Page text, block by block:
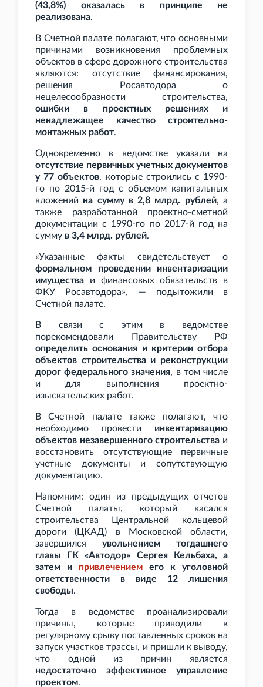
(43,8%) оказалась в принципе не
реализована.
В Счетной палате полагают, что основными
причинами возникновения проблемных
объектов в сфере дорожного строительства
являются: отсутствие финансирования,
решения Росавтодора о
нецелесообразности строительства,
ошибки в проектных решениях и
ненадлежащее качество строительно-
монтажных работ.
Одновременно в ведомстве указали на
отсутствие первичных учетных документов
у 77 объектов, которые строились с 1990-
го по 2015-й год с объемом капитальных
вложений на сумму в 2,8 млрд. рублей, а
также разработанной проектно-сметной
документации с 1990-го по 2017-й год на
сумму в 3,4 млрд. рублей.
«Указанные факты свидетельствует о
формальном проведении инвентаризации
имущества и финансовых обязательств в
ФКУ Росавтодора», — подытожили в
Счетной палате.
В связи с этим в ведомстве
порекомендовали Правительству РФ
определить основания и критерии отбора
объектов строительства и реконструкции
дорог федерального значения, в том числе
и для выполнения проектно-
изыскательских работ.
В Счетной палате также полагают, что
необходимо провести инвентаризацию
объектов незавершенного строительства и
восстановить отсутствующие первичные
учетные документы и сопутствующую
документацию.
Напомним: один из предыдущих отчетов
Счетной палаты, который касался
строительства Центральной кольцевой
дороги (ЦКАД) в Московской области,
завершился увольнением тогдашнего
главы ГК «Автодор» Сергея Кельбаха, а
затем и привлечением его к уголовной
ответственности в виде 12 лишения
свободы.
Тогда в ведомстве проанализировали
причины, которые приводили к
регулярному срыву поставленных сроков на
запуск участков трассы, и пришли к выводу,
что одной из причин является
недостаточно эффективное управление
проектом.